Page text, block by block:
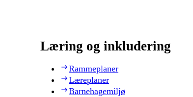
Læring og inkludering
Rammeplaner
Læreplaner
Barnehagemiljø